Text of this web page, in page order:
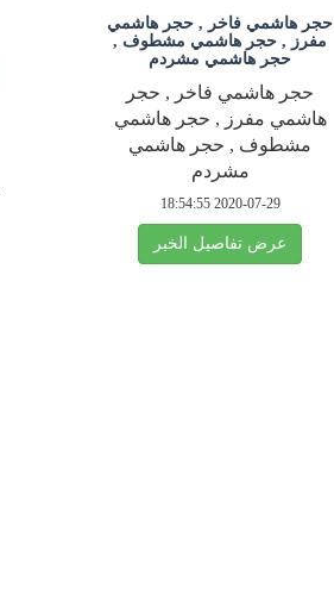
حجر هاشمي فاخر , حجر هاشمي
مفرز , حجر هاشمي مشطوف ,
حجر هاشمي مشردم
حجر هاشمي فاخر , حجر
هاشمي مفرز , حجر هاشمي
مشطوف , حجر هاشمي
مشردم
2020-07-29 18:54:55
عرض تفاصيل الخبر